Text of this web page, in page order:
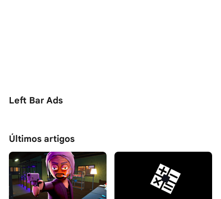
Left Bar Ads
Últimos artigos